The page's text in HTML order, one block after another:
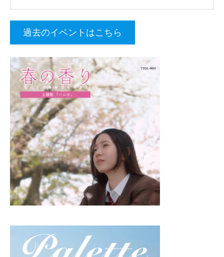
過去のイベントはこちら